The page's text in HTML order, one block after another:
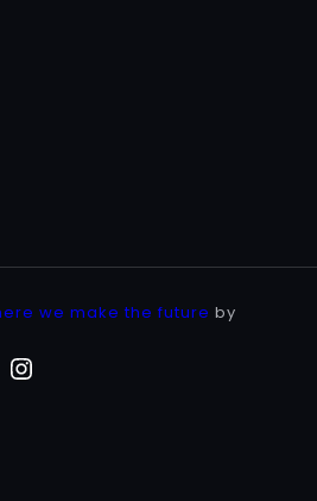
we make the future by
Instagram